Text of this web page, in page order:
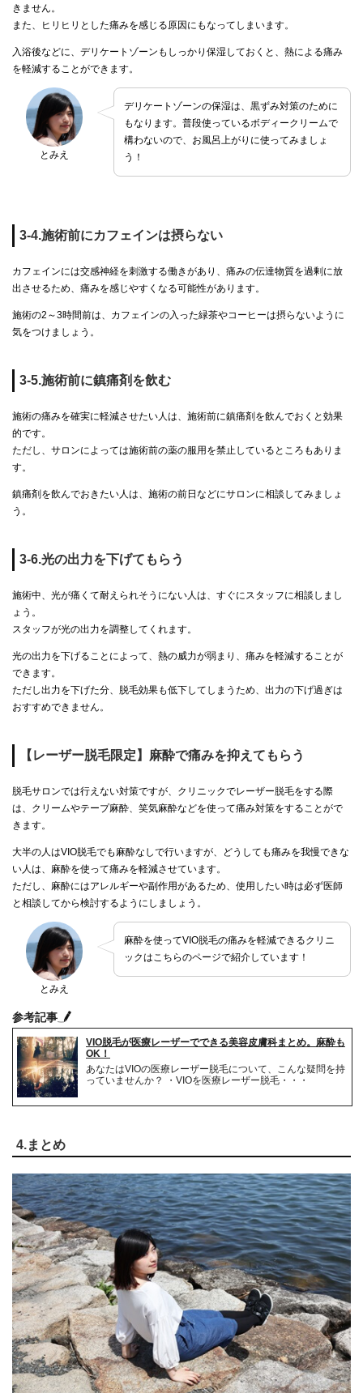
きません。
また、ヒリヒリとした痛みを感じる原因にもなってしまいます。
入浴後などに、デリケートゾーンもしっかり保湿しておくと、熱による痛み
を軽減することができます。
とみえ
デリケートゾーンの保湿は、黒ずみ対策のために
もなります。普段使っているボディークリームで
構わないので、お風呂上がりに使ってみましょ
う！
3-4.施術前にカフェインは摂らない
カフェインには交感神経を刺激する働きがあり、痛みの伝達物質を過剰に放
出させるため、痛みを感じやすくなる可能性があります。
施術の2～3時間前は、カフェインの入った緑茶やコーヒーは摂らないように
気をつけましょう。
3-5.施術前に鎮痛剤を飲む
施術の痛みを確実に軽減させたい人は、施術前に鎮痛剤を飲んでおくと効果
的です。
ただし、サロンによっては施術前の薬の服用を禁止しているところもありま
す。
鎮痛剤を飲んでおきたい人は、施術の前日などにサロンに相談してみましょ
う。
3-6.光の出力を下げてもらう
施術中、光が痛くて耐えられそうにない人は、すぐにスタッフに相談しまし
ょう。
スタッフが光の出力を調整してくれます。
光の出力を下げることによって、熱の威力が弱まり、痛みを軽減することが
できます。
ただし出力を下げた分、脱毛効果も低下してしまうため、出力の下げ過ぎは
おすすめできません。
【レーザー脱毛限定】麻酔で痛みを抑えてもらう
脱毛サロンでは行えない対策ですが、クリニックでレーザー脱毛をする際
は、クリームやテープ麻酔、笑気麻酔などを使って痛み対策をすることがで
きます。
大半の人はVIO脱毛でも麻酔なしで行いますが、どうしても痛みを我慢できな
い人は、麻酔を使って痛みを軽減させています。
ただし、麻酔にはアレルギーや副作用があるため、使用したい時は必ず医師
と相談してから検討するようにしましょう。
とみえ
麻酔を使ってVIO脱毛の痛みを軽減できるクリニ
ックはこちらのページで紹介しています！
参考記事
VIO脱毛が医療レーザーでできる美容皮膚科まとめ。麻酔も
OK！
あなたはVIOの医療レーザー脱毛について、こんな疑問を持
っていませんか？ ・VIOを医療レーザー脱毛・・・
4.まとめ